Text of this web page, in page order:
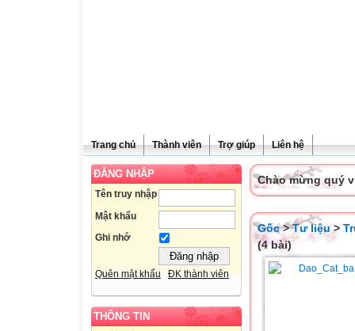
Trang chủ Thành viên Trợ giúp Liên hệ
ĐĂNG NHẬP
Tên truy nhập
Mật khẩu
Ghi nhớ
Quên mật khẩu ĐK thành viên
THÔNG TIN
Chào mừng quý
Gốc>Tư liệu>
(4 bài)